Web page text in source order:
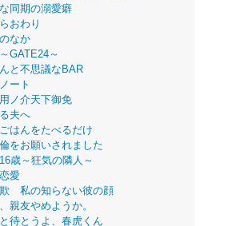
同期の溺愛癖
おわり
なか
GATE24～
と不思議なBAR
ート
ノ介天下御免
夫へ
はんをたべるだけ
をお願いされました
歳～狂気の隣人～
愛
私の知らない彼の顔
親友やめようか。
待とうよ、春虎くん